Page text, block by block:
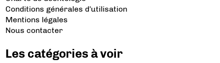
Conditions générales d'utilisation
Mentions légales
Nous contacter
Les catégories à voir